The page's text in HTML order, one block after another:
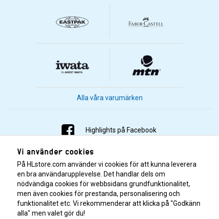
Alla våra varumärken
Highlights på Facebook
Highlights på Instagram
Highlights på Youtube
Highlights på Tiktok
Vi använder cookies
På HLstore.com använder vi cookies för att kunna leverera
en bra användarupplevelse. Det handlar dels om
nödvändiga cookies för webbsidans grundfunktionalitet,
men även cookies för prestanda, personalisering och
funktionalitet etc. Vi rekommenderar att klicka på "Godkänn
alla" men valet gör du!